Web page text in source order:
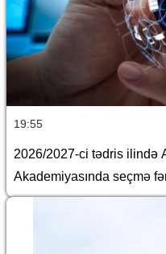
19:55
2026/2027-ci tədris ilində
Akademiyasında seçmə